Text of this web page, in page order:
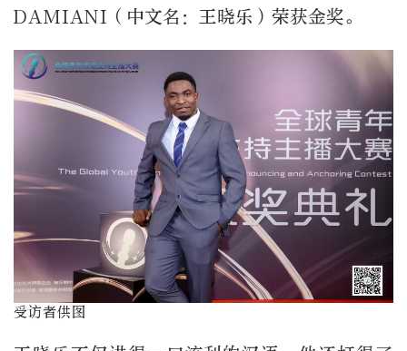
DAMIANI（中文名：王晓乐）荣获金奖。
受访者供图